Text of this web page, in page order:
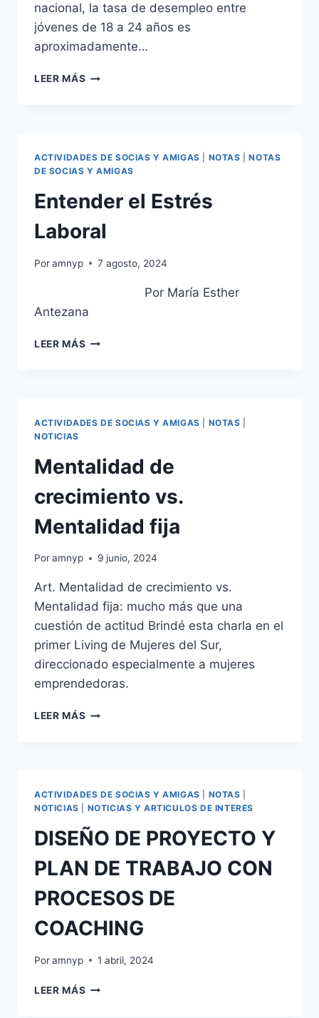
nacional, la tasa de desempleo entre
jóvenes de 18 a 24 años es
aproximadamente…
LEER MÁS DATOS
EN
ACTIVIDADES DE SOCIAS Y AMIGAS NOTAS |NOTAS
DE SOCIAS Y AMIGAS
Entender el Estrés
Laboral
Poramnyp 7 agosto, 2024
Por María Esther
Antezana
LEER MÁS ENTENDER
ACTIVIDADES DE SOCIAS Y AMIGAS NOTAS
NOTICIAS
Mentalidad de
crecimiento vs.
Mentalidad fija
Poramnyp 9 junio, 2024
Art. Mentalidad de crecimiento vs.
Mentalidad fija: mucho más que una
cuestión de actitud Brindé esta charla en el
primer Living de Mujeres del Sur,
direccionado especialmente a mujeres
emprendedoras.
LEER MÁS MENTALIDAD
ACTIVIDADES DE SOCIAS Y AMIGAS NOTAS
NOTICIAS
NOTICIAS Y ARTICULOS DE INTERES
DISEÑO DE PROYECTO Y
PLAN DE TRABAJO CON
PROCESOS DE
COACHING
Poramnyp 1 abril, 2024
LEER MÁS DISEÑO